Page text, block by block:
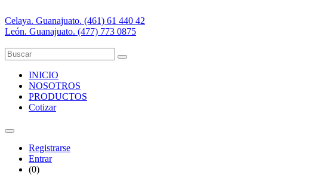
Celaya. Guanajuato. (461) 61 440 42
León. Guanajuato. (477) 773 0875
INICIO
NOSOTROS
PRODUCTOS
Cotizar
Registrarse
Entrar
(0)